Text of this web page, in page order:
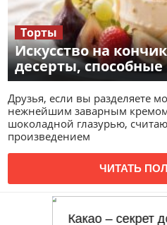
Искусство на
десерты,
Торты
Друзья, если вы разделяете
нежнейшим заварным
шоколадной глазурью,
произведением
ЧИТАТЬ